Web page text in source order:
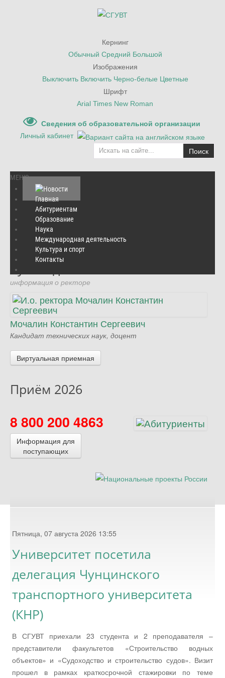
Кернинг
Обычный Средний Большой
Изображения
Выключить Включить Черно-белые Цветные
Шрифт
Arial Times New Roman
Сведения об образовательной организации
Личный кабинет
Поиск
МЕНЮ
Главная
Абитуриентам
Образование
Наука
Международная деятельность
Культура и спорт
Контакты
Подробнее
Руководство
информация о ректоре
Мочалин Константин Сергеевич
Кандидат технических наук, доцент
Виртуальная приемная
Приём 2026
8 800 200 4863
Информация для
поступающих
Пятница, 07 августа 2026 13:55
Университет посетила
делегация Чунцинского
транспортного университета
(КНР)
В СГУВТ приехали 23 студента и 2 преподавателя –
представители факультетов «Строительство водных
объектов» и «Судоходство и строительство судов». Визит
прошел в рамках краткосрочной стажировки по теме